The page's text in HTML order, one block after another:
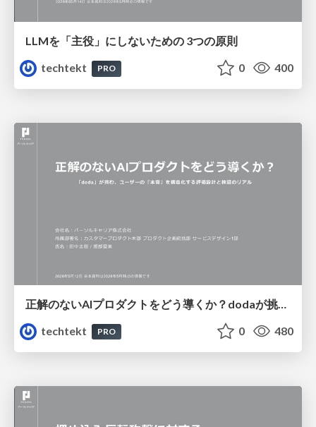
LLMを「主役」にしないための 3つの原則
techtekt
PRO 0 400
正解のないAIプロダクトをどう導くか？dodaが挑む、ユーザーの『本音』を構造化する評価設計と検証のリアル
techtekt
PRO 0 480